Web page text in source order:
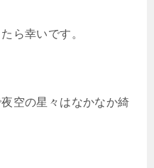
ら幸いです。
空の星々はなかなか綺